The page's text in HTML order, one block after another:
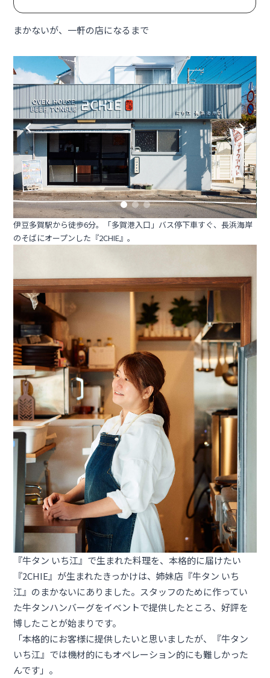
まかないが、一軒の店になるまで
伊豆多賀駅から徒歩6分。「多賀港入口」バス停下車すぐ、長浜海岸
のそばにオープンした『2CHIE』。
『牛タン いち江』で生まれた料理を、本格的に届けたい
『2CHIE』が生まれたきっかけは、姉妹店『牛タン いち
江』のまかないにありました。スタッフのために作ってい
た牛タンハンバーグをイベントで提供したところ、好評を
博したことが始まりです。
「本格的にお客様に提供したいと思いましたが、『牛タン
いち江』では機材的にもオペレーション的にも難しかった
んです」。